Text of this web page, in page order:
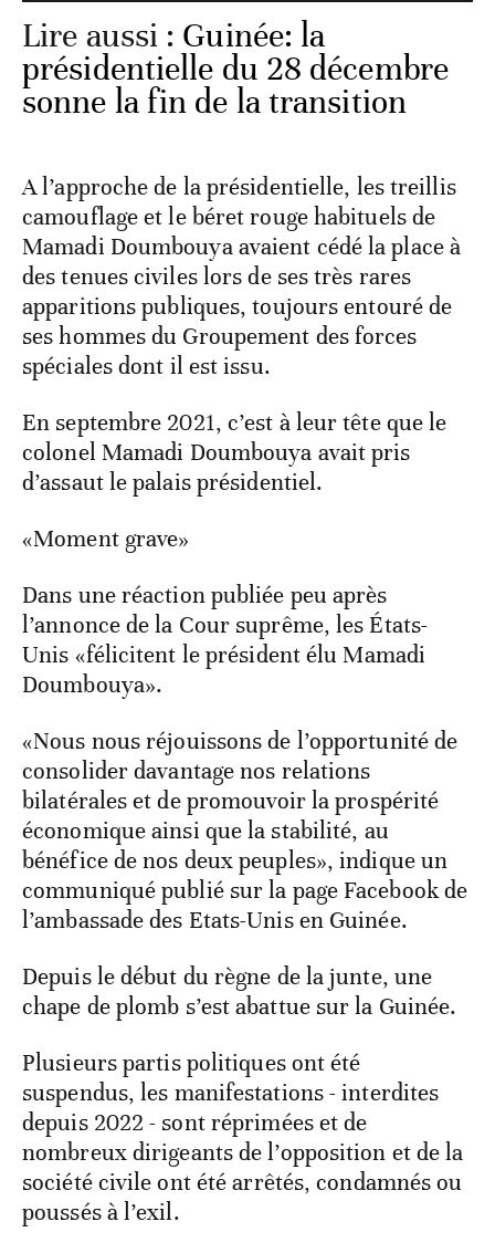
Lire aussi : Guinée: la
présidentielle du 28 décembre
sonne la fin de la transition
A l’approche de la présidentielle, les treillis
camouflage et le béret rouge habituels de
Mamadi Doumbouya avaient cédé la place à
des tenues civiles lors de ses très rares
apparitions publiques, toujours entouré de
ses hommes du Groupement des forces
spéciales dont il est issu.
En septembre 2021, c’est à leur tête que le
colonel Mamadi Doumbouya avait pris
d’assaut le palais présidentiel.
«Moment grave»
Dans une réaction publiée peu après
l’annonce de la Cour suprême, les États-
Unis «félicitent le président élu Mamadi
Doumbouya».
«Nous nous réjouissons de l’opportunité de
consolider davantage nos relations
bilatérales et de promouvoir la prospérité
économique ainsi que la stabilité, au
bénéfice de nos deux peuples», indique un
communiqué publié sur la page Facebook de
l’ambassade des Etats-Unis en Guinée.
Depuis le début du règne de la junte, une
chape de plomb s’est abattue sur la Guinée.
Plusieurs partis politiques ont été
suspendus, les manifestations - interdites
depuis 2022 - sont réprimées et de
nombreux dirigeants de l’opposition et de la
société civile ont été arrêtés, condamnés ou
poussés à l’exil.